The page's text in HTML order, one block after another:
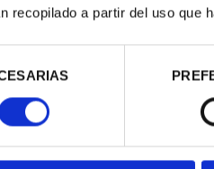
recopilado a partir del uso que
THE ESCUDOS